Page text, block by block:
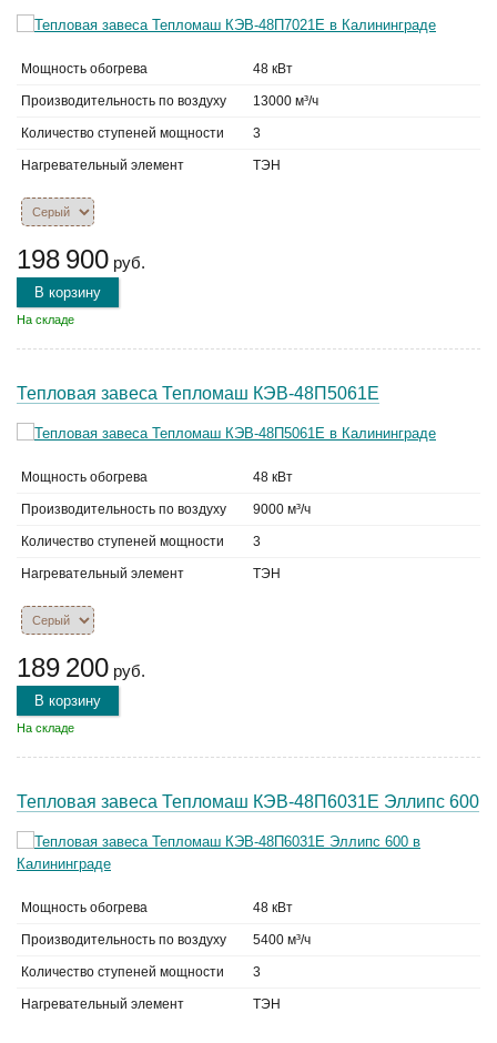
Мощность обогрева 48 кВт
Производительность по воздуху 13000 м³/ч
Количество ступеней мощности 3
Нагревательный элемент ТЭН
198 900 руб.
В корзину
На складе
Тепловая завеса Тепломаш КЭВ-48П5061Е
Мощность обогрева 48 кВт
Производительность по воздуху 9000 м³/ч
Количество ступеней мощности 3
Нагревательный элемент ТЭН
189 200 руб.
В корзину
На складе
Тепловая завеса Тепломаш КЭВ-48П6031Е Эллипс 600
Мощность обогрева 48 кВт
Производительность по воздуху 5400 м³/ч
Количество ступеней мощности 3
Нагревательный элемент ТЭН